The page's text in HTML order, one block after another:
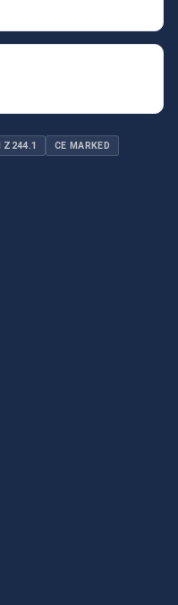
Z244.1 CE MARKED